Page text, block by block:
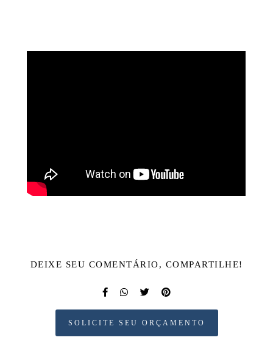
DEIXE SEU COMENTÁRIO, COMPARTILHE!
SOLICITE SEU ORÇAMENTO